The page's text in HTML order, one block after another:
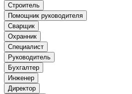
Строитель
Помощник руководителя
Сварщик
Охранник
Специалист
Руководитель
Бухгалтер
Инженер
Директор